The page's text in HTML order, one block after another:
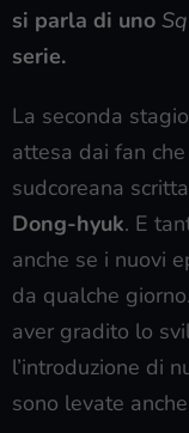
si parla di uno
serie.
La seconda
attesa dai fan
sudcoreana
Dong-hyuk. E
anche se i nuovi
da qualche
aver gradito lo
l’introduzione di
sono levate